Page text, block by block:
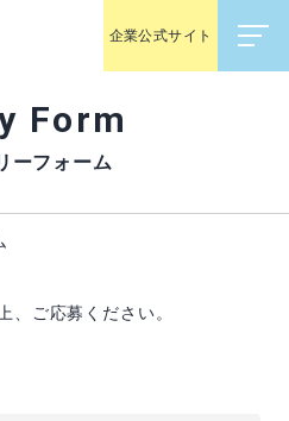
企業公式サイト
Form
ーフォーム
、ご応募ください。